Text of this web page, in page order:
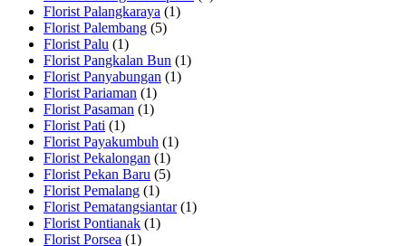
Florist Palangkaraya (1)
Florist Palembang (5)
Florist Palu (1)
Florist Pangkalan Bun (1)
Florist Panyabungan (1)
Florist Pariaman (1)
Florist Pasaman (1)
Florist Pati (1)
Florist Payakumbuh (1)
Florist Pekalongan (1)
Florist Pekan Baru (5)
Florist Pemalang (1)
Florist Pematangsiantar(1)
Florist Pontianak (1)
Florist Porsea (1)